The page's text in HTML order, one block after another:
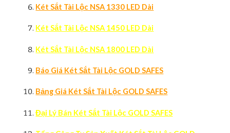
Két Sắt Tài Lộc NSA 1330 LED Dài
Két Sắt Tài Lộc NSA 1450 LED Dài
Két Sắt Tài Lộc NSA 1800 LED Dài
Báo Giá Két Sắt Tài Lộc GOLD SAFES
Bảng Giá Két Sắt Tài Lộc GOLD SAFES
Đại Lý Bán Két Sắt Tài Lộc GOLD SAFES